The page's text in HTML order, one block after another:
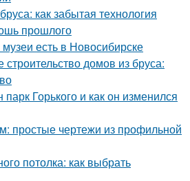
как забытая технология
прошлого
есть в Новосибирске
домов из бруса:
Горького и как он изменился
простые чертежи из профильной
потолка: как выбрать